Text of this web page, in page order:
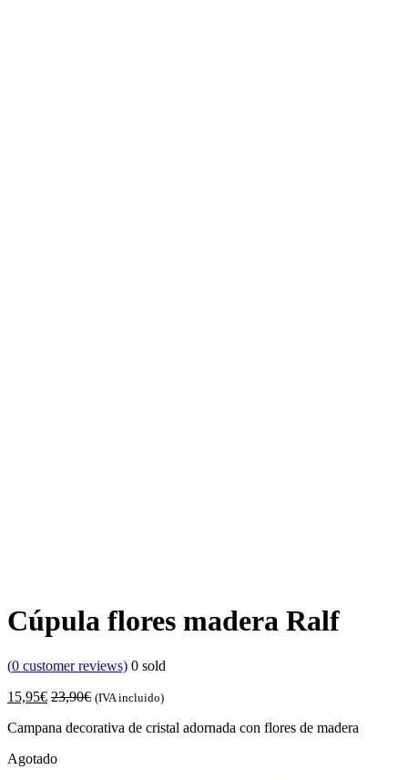
Cúpula flores madera Ralf
(0 customer reviews) 0 sold
15,95€ 23,90€ (IVA incluido)
Campana decorativa de cristal adornada con flores de madera
Agotado